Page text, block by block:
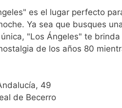
es el lugar perfecto
Ya sea que busques
"Los Ángeles" te
de los años 80
49
de Becerro